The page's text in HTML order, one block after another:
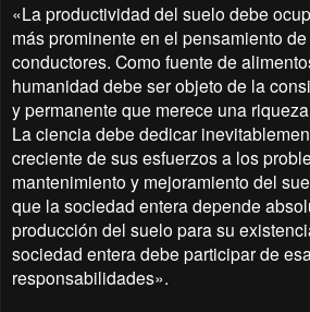
«La productividad del suelo debe
más prominente en el pensamiento
conductores. Como fuente de
humanidad debe ser objeto de la
y permanente que merece una
La ciencia debe dedicar
creciente de sus esfuerzos a los
mantenimiento y mejoramiento del
que la sociedad entera depende
producción del suelo para su
sociedad entera debe participar de
responsabilidades».